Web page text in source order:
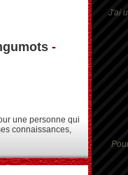
-
une personne qui
connaissances,
J'ai